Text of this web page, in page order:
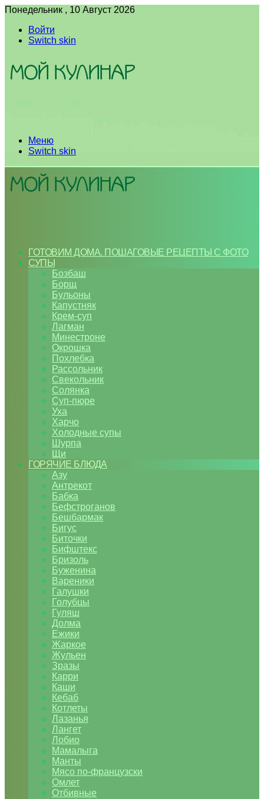
Понедельник , 10 Август 2026
Войти
Switch skin
Меню
Switch skin
ГОТОВИМ ДОМА. ПОШАГОВЫЕ РЕЦЕПТЫ С ФОТО
СУПЫ
Бозбаш
Борщ
Бульоны
Капустняк
Крем-суп
Лагман
Минестроне
Окрошка
Похлебка
Рассольник
Свекольник
Солянка
Суп-пюре
Уха
Харчо
Холодные супы
Шурпа
Щи
ГОРЯЧИЕ БЛЮДА
Азу
Антрекот
Бабка
Бефстроганов
Бешбармак
Бигус
Биточки
Бифштекс
Бризоль
Буженина
Вареники
Галушки
Голубцы
Гуляш
Долма
Ежики
Жаркое
Жульен
Зразы
Карри
Каши
Кебаб
Котлеты
Лазанья
Лангет
Лобио
Мамалыга
Манты
Мясо по-французски
Омлет
Отбивные